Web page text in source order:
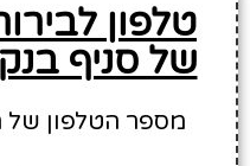
טלפון
של סניף
מספר הטלפון של הסניף: